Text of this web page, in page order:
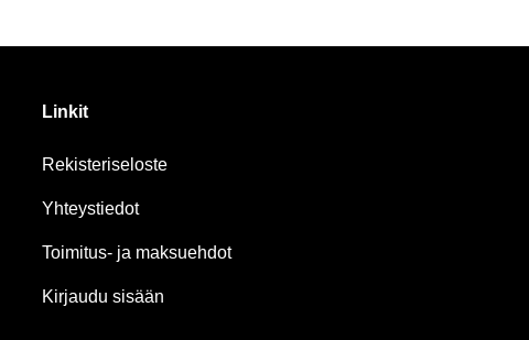
Linkit
Rekisteriseloste
Yhteystiedot
Toimitus- ja maksuehdot
Kirjaudu sisään